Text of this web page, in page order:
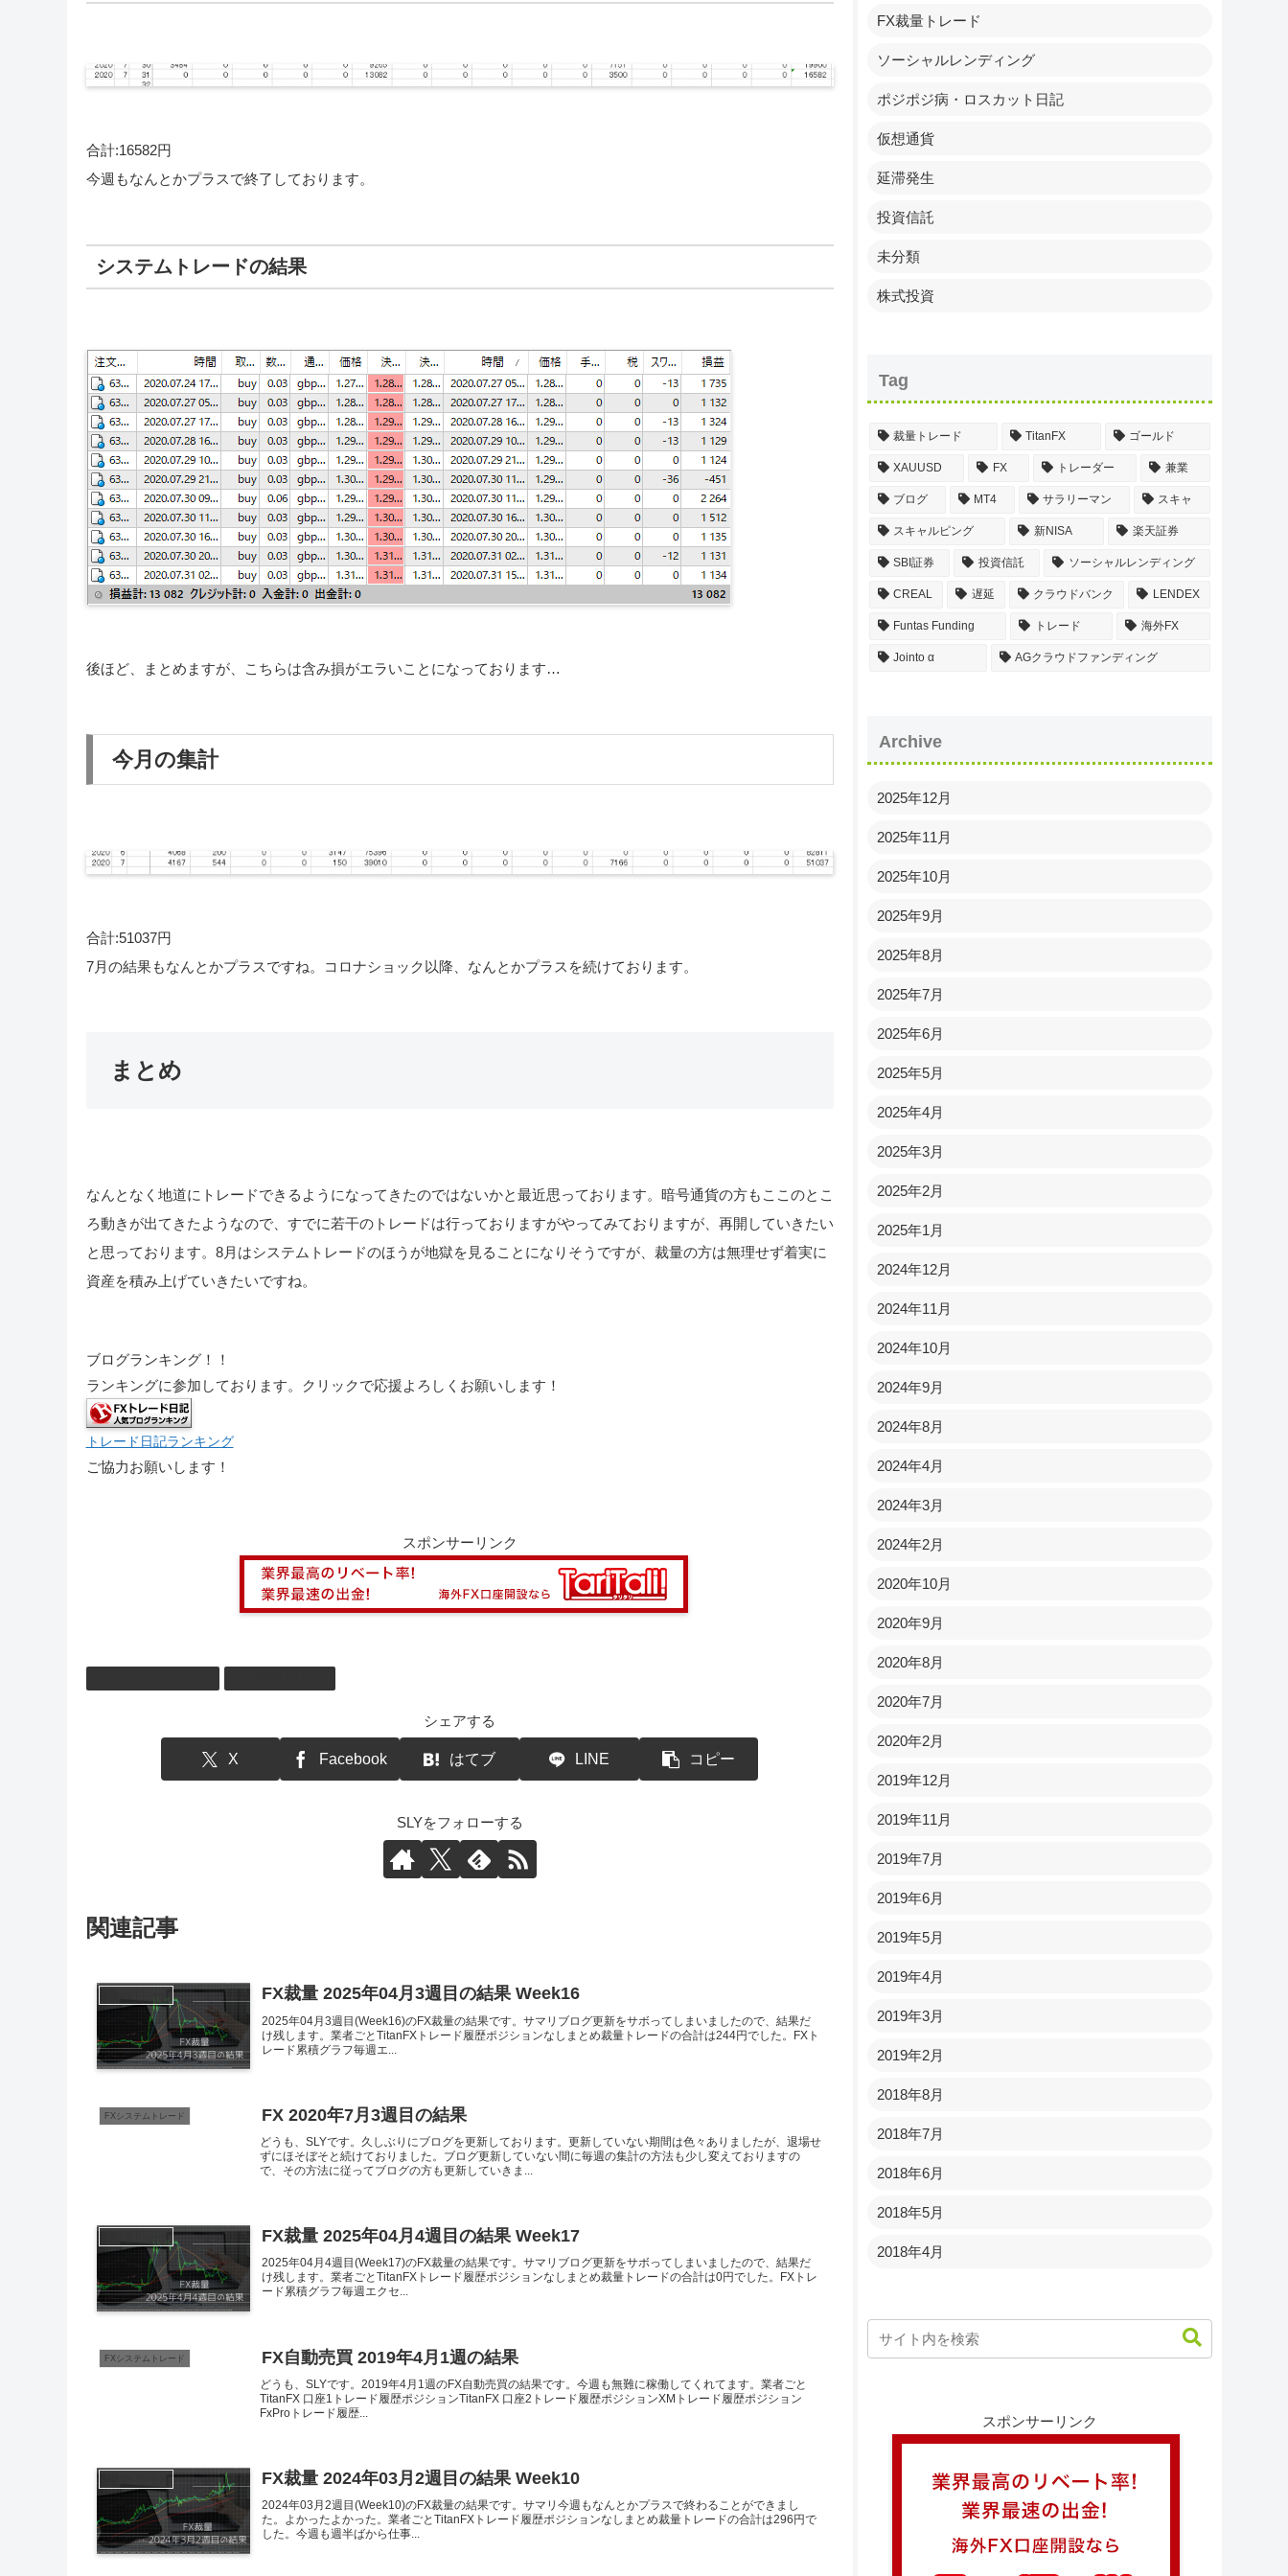
合計:16582円
今週もなんとかプラスで終了しております。
システムトレードの結果
後ほど、まとめますが、こちらは含み損がエラいことになっております…
今月の集計
合計:51037円
7月の結果もなんとかプラスですね。コロナショック以降、なんとかプラスを続けております。
まとめ
なんとなく地道にトレードできるようになってきたのではないかと最近思っております。 暗号通貨の方もここのとこ
ろ動きが出てきたようなので、すでに若干のトレードは行っておりますがやってみておりますが、再開していきたい
と思っております。 8月はシステムトレードのほうが地獄を見ることになりそうですが、裁量の方は無理せず着実に
資産を積み上げていきたいですね。
ブログランキング！！
ランキングに参加しております。クリックで応援よろしくお願いします！
トレード日記ランキング
ご協力お願いします！
スポンサーリンク
シェアする
X Facebook はてブ LINE コピー
SLYをフォローする
関連記事
FX裁量 2025年04月3週目の結果 Week16
2025年04月3週目(Week16)のFX裁量の結果です。サマリブログ更新をサボってしまいましたので、結果だ
け残します。業者ごとTitanFXトレード履歴ポジションなしまとめ裁量トレードの合計は244円でした。FXト
レード累積グラフ毎週エ...
FXシステムトレード FX 2020年7月3週目の結果
どうも、SLYです。久しぶりにブログを更新しております。更新していない期間は色々ありましたが、退場せ
ずにほそぼそと続けておりました。ブログ更新していない間に毎週の集計の方法も少し変えておりますの
で、その方法に従ってブログの方も更新していきま...
FX裁量 2025年04月4週目の結果 Week17
2025年04月4週目(Week17)のFX裁量の結果です。サマリブログ更新をサボってしまいましたので、結果だ
け残します。業者ごとTitanFXトレード履歴ポジションなしまとめ裁量トレードの合計は0円でした。FXトレ
ード累積グラフ毎週エクセ...
FXシステムトレード FX自動売買 2019年4月1週の結果
どうも、SLYです。2019年4月1週のFX自動売買の結果です。今週も無難に稼働してくれてます。業者ごと
TitanFX 口座1トレード履歴ポジションTitanFX 口座2トレード履歴ポジションXMトレード履歴ポジション
FxProトレード履歴...
FX裁量 2024年03月2週目の結果 Week10
2024年03月2週目(Week10)のFX裁量の結果です。サマリ今週もなんとかプラスで終わることができまし
た。よかったよかった。業者ごとTitanFXトレード履歴ポジションなしまとめ裁量トレードの合計は296円で
した。今週も週半ばから仕事...
FX裁量トレード
ソーシャルレンディング
ポジポジ病・ロスカット日記
仮想通貨
延滞発生
投資信託
未分類
株式投資
Tag
裁量トレード TitanFX ゴールド
XAUUSD FX トレーダー 兼業
ブログ MT4 サラリーマン スキャ
スキャルピング 新NISA 楽天証券
SBI証券 投資信託 ソーシャルレンディング
CREAL 遅延 クラウドバンク LENDEX
Funtas Funding トレード 海外FX
Jointo α AGクラウドファンディング
Archive
2025年12月
2025年11月
2025年10月
2025年9月
2025年8月
2025年7月
2025年6月
2025年5月
2025年4月
2025年3月
2025年2月
2025年1月
2024年12月
2024年11月
2024年10月
2024年9月
2024年8月
2024年4月
2024年3月
2024年2月
2020年10月
2020年9月
2020年8月
2020年7月
2020年2月
2019年12月
2019年11月
2019年7月
2019年6月
2019年5月
2019年4月
2019年3月
2019年2月
2018年8月
2018年7月
2018年6月
2018年5月
2018年4月
スポンサーリンク